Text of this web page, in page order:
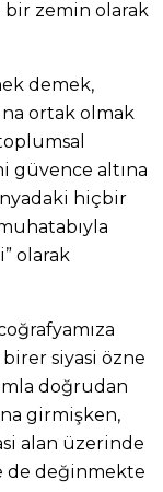
zemin olarak
demek,
ortak olmak
güvence altına
hiçbir
olarak
siyasi özne
doğrudan
girmişken,
alan üzerinde
de değinmekte